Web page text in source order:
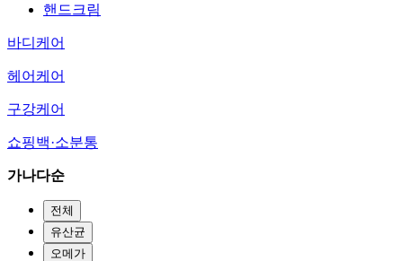
핸드크림
바디케어
헤어케어
구강케어
쇼핑백·소분통
가나다순
전체
유산균
오메가